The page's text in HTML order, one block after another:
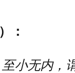
：
小无内，